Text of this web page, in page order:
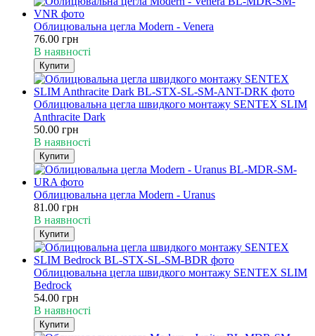
Облицювальна цегла Modern - Venera
76.00 грн
В наявності
Купити
Облицювальна цегла швидкого монтажу SENTEX SLIM
Anthracite Dark
50.00 грн
В наявності
Купити
Облицювальна цегла Modern - Uranus
81.00 грн
В наявності
Купити
Облицювальна цегла швидкого монтажу SENTEX SLIM
Bedrock
54.00 грн
В наявності
Купити